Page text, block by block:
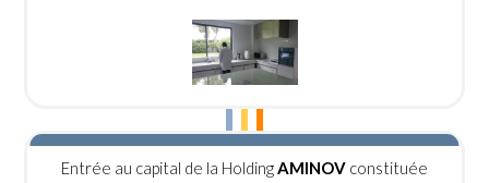
Entrée au capital de la HoldingAMINOV constituée